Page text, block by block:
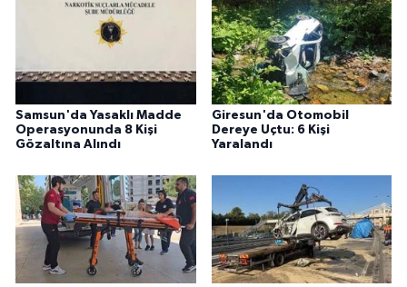
Samsun'da Yasaklı Madde
Operasyonunda 8 Kişi
Gözaltına Alındı
Giresun'da Otomobil
Dereye Uçtu: 6 Kişi
Yaralandı